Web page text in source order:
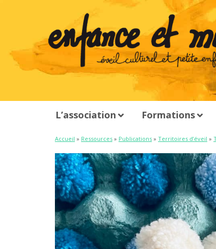
L’association Formations
Accueil » Ressources » Publications » Territoires d’éveil »